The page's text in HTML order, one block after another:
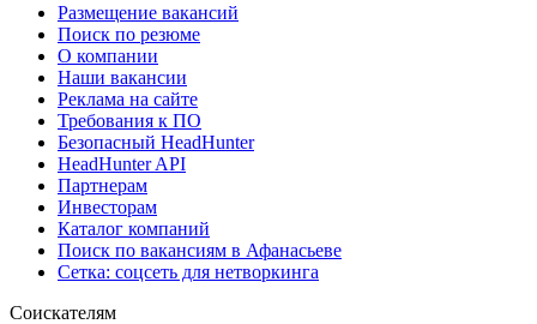
Размещение вакансий
Поиск по резюме
О компании
Наши вакансии
Реклама на сайте
Требования к ПО
Безопасный HeadHunter
HeadHunter API
Партнерам
Инвесторам
Каталог компаний
Поиск по вакансиям в Афанасьеве
Сетка: соцсеть для нетворкинга
Соискателям